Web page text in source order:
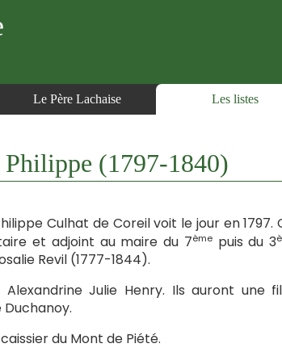
Le Père Lachaise Les listes
(1797-1840)
Culhat de Coreil voit le jour en
et adjoint au maire du 7èmepuis du 3
Revil (1777-1844).
Alexandrine Julie Henry. Ils auront une
du Mont de Piété.